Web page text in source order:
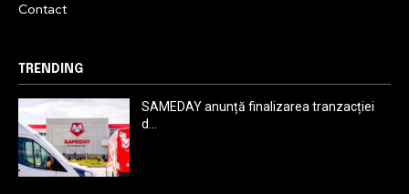
Contact
TRENDING
SAMEDAY anunță finalizarea tranzacției
d...